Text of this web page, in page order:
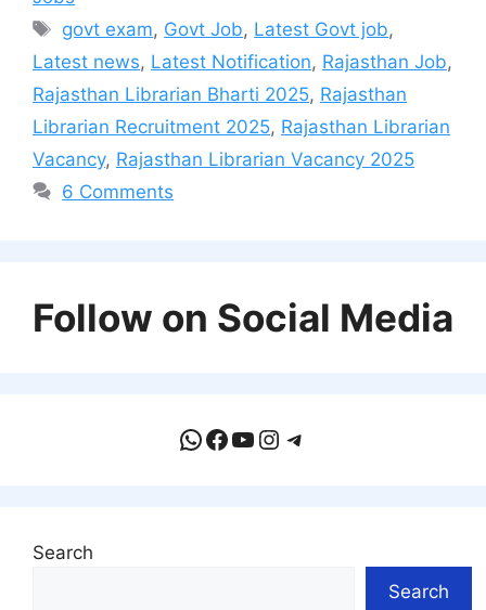
Tags
govt exam, Govt Job, Latest Govt job,
Latest news, Latest Notification, Rajasthan Job,
Rajasthan Librarian Bharti 2025, Rajasthan
Librarian Recruitment 2025, Rajasthan Librarian
Vacancy, Rajasthan Librarian Vacancy 2025
6 Comments
Follow on Social Media
WhatsApp
Facebook
YouTube
Instagram
Telegram
Search
Search